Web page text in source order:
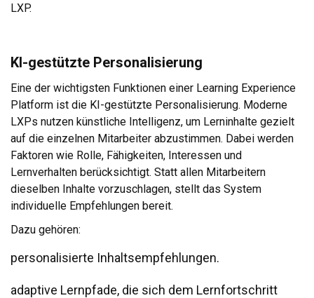
LXP.
KI-gestützte Personalisierung
Eine der wichtigsten Funktionen einer Learning Experience
Platform ist die KI-gestützte Personalisierung. Moderne
LXPs nutzen künstliche Intelligenz, um Lerninhalte gezielt
auf die einzelnen Mitarbeiter abzustimmen. Dabei werden
Faktoren wie Rolle, Fähigkeiten, Interessen und
Lernverhalten berücksichtigt. Statt allen Mitarbeitern
dieselben Inhalte vorzuschlagen, stellt das System
individuelle Empfehlungen bereit.
Dazu gehören:
personalisierte Inhaltsempfehlungen.
adaptive Lernpfade, die sich dem Lernfortschritt